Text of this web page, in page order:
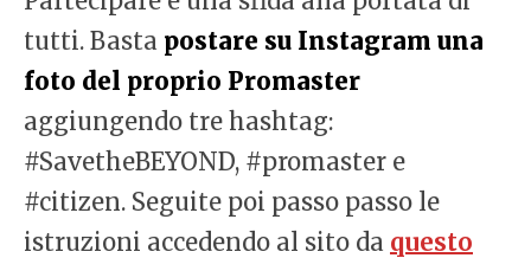
tutti. Basta postare su Instagram una
foto del proprio Promaster
aggiungendo tre hashtag:
#SavetheBEYOND, #promaster e
#citizen. Seguite poi passo passo le
istruzioni accedendo al sito da questo